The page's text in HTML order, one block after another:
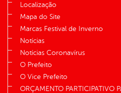
Localização
Mapa do Site
Marcas Festival de Inverno
Notícias
Notícias Coronavírus
O Prefeito
O Vice Prefeito
ORÇAMENTO PARTICIPATIVO